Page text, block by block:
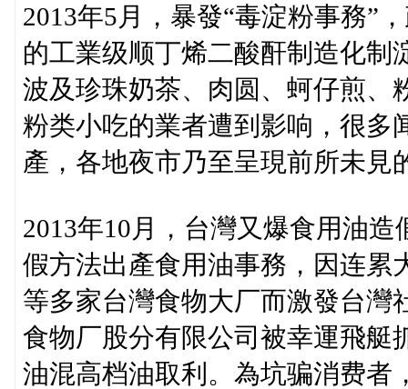
2013年5月，暴發“毒淀粉事務”
的工業级顺丁烯二酸酐制造化制
波及珍珠奶茶、肉圆、蚵仔煎、
粉类小吃的業者遭到影响，很多
產，各地夜市乃至呈現前所未見
2013年10月，台灣又爆食用油
假方法出產食用油事務，因连累
等多家台灣食物大厂而激發台灣
食物厂股分有限公司被幸運飛艇
油混高档油取利。為坑骗消费者